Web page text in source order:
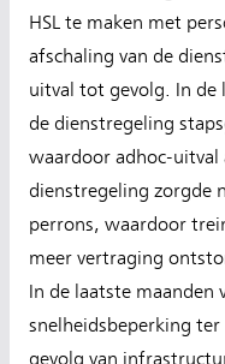
HSL te maken met
afschaling van de
uitval tot gevolg. In de
de dienstregeling
waardoor adhoc-uitval
dienstregeling zorgde
perrons, waardoor
meer vertraging
In de laatste maanden
snelheidsbeperking
gevolg van